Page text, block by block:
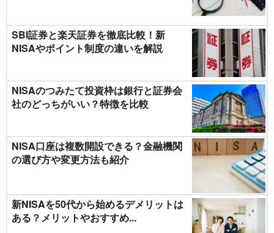
SBI証券と楽天証券を徹底比較！新
NISAやポイント制度の違いを解説
NISAのつみたて投資枠は銀行と証券会
社のどっちがいい？特徴を比較
NISA口座は複数開設できる？金融機関
の選び方や変更方法も紹介
新NISAを50代から始めるデメリットは
ある？メリットやおすすめ...